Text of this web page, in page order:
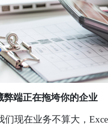
弊端正在拖垮你的企业
现在业务不算大，